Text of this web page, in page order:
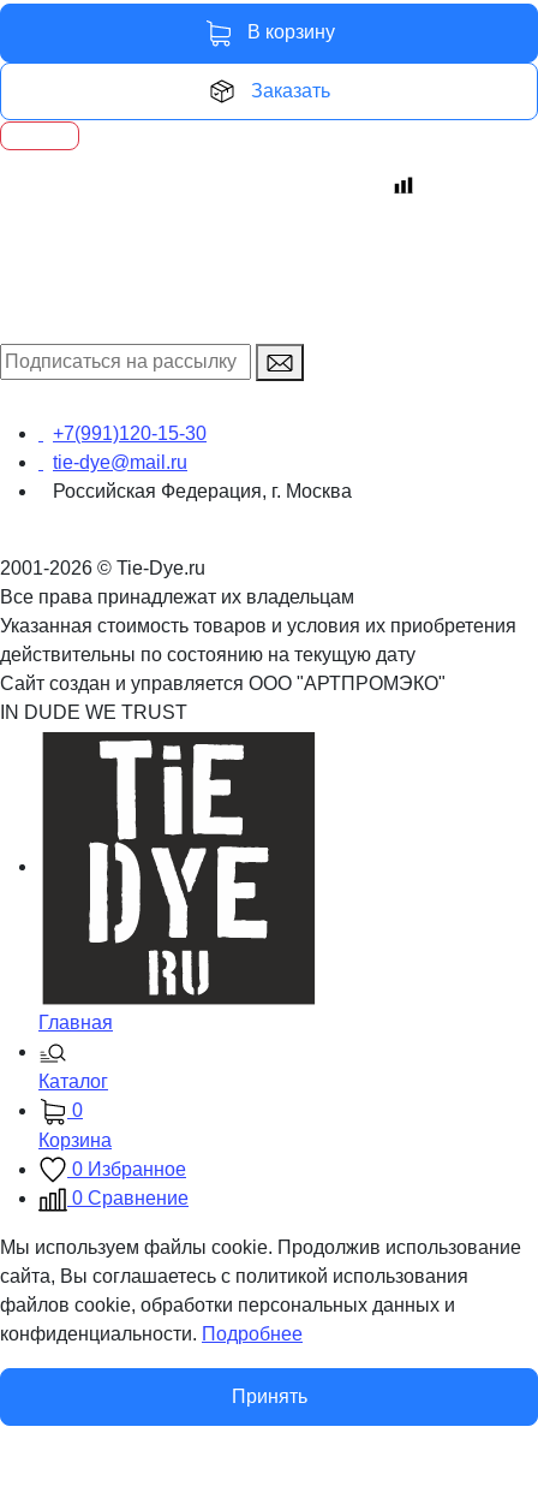
В корзину
Заказать
+7(991)120-15-30
tie-dye@mail.ru
Российская Федерация, г. Москва
2001-2026 © Tie-Dye.ru
Все права принадлежат их владельцам
Указанная стоимость товаров и условия их приобретения
действительны по состоянию на текущую дату
Сайт создан и управляется ООО "АРТПРОМЭКО"
IN DUDE WE TRUST
Главная
Каталог
0
Корзина
0 Избранное
0 Сравнение
Мы используем файлы cookie. Продолжив использование
сайта, Вы соглашаетесь с политикой использования
файлов cookie, обработки персональных данных и
конфиденциальности. Подробнее
Принять